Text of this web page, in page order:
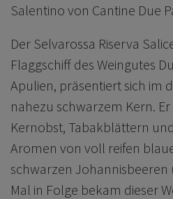
Salentino von Cantine Due
Der Selvarossa Riserva
Flaggschiff des Weingutes
Apulien, präsentiert sich im
nahezu schwarzem Kern.
Kernobst, Tabakblättern
Aromen von voll reifen
schwarzen
Mal in Folge bekam dieser